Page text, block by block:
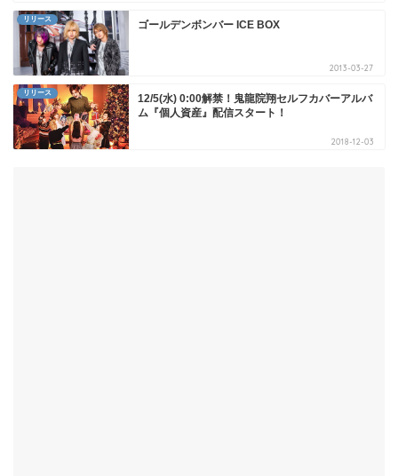
リリース ゴールデンボンバー ICE BOX
2013-03-27
リリース
12/5(水) 0:00解禁！鬼龍院翔セルフカバーアルバ
ム『個人資産』配信スタート！
2018-12-03